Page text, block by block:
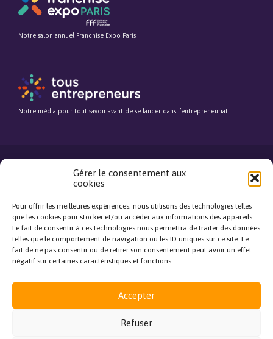
Gérer le consentement aux
cookies
Pour offrir les meilleures expériences, nous utilisons des technologies telles
que les cookies pour stocker et/ou accéder aux informations des appareils.
Le fait de consentir à ces technologies nous permettra de traiter des données
telles que le comportement de navigation ou les ID uniques sur ce site. Le
fait de ne pas consentir ou de retirer son consentement peut avoir un effet
négatif sur certaines caractéristiques et fonctions.
Accepter
Refuser
Notre salon annuel Franchise Expo Paris
Notre média pour tout savoir avant de se lancer dans l’entrepreneuriat
©Fédération Française de la Franchise. Tous droits réservés.
close
Bonjour, je réponds à toutes
vos questions !
J'ai une question